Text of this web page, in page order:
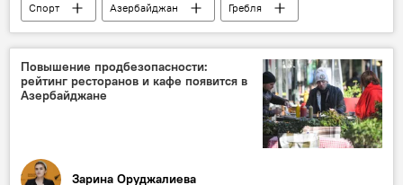
Спорт Азербайджан
Гребля
Карабах
Суговушан
Национальная федерация гребли Азербайджана (AMAF)
регата
Повышение продбезопасности:
рейтинг ресторанов и кафе появится в
Азербайджане
Зарина Оруджалиева